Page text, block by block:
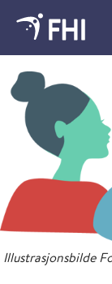
FHI-panelet
Illustrasjonsbilde